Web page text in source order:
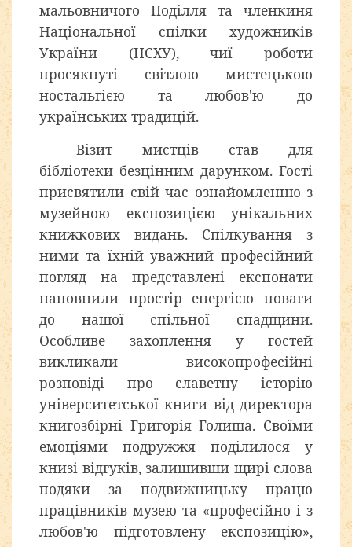
мальовничого Поділля та членкиня
Національної спілки художників
України (НСХУ), чиї роботи
просякнуті світлою мистецькою
ностальгією та любов'ю до
українських традицій.
Візит мистців став для
бібліотеки безцінним дарунком. Гості
присвятили свій час ознайомленню з
музейною експозицією унікальних
книжкових видань. Спілкування з
ними та їхній уважний професійний
погляд на представлені експонати
наповнили простір енергією поваги
до нашої спільної спадщини.
Особливе захоплення у гостей
викликали високопрофесійні
розповіді про славетну історію
університетської книги від директора
книгозбірні Григорія Голиша. Своїми
емоціями подружжя поділилося у
книзі відгуків, залишивши щирі слова
подяки за подвижницьку працю
працівників музею та «професійно і з
любов'ю підготовлену експозицію»,